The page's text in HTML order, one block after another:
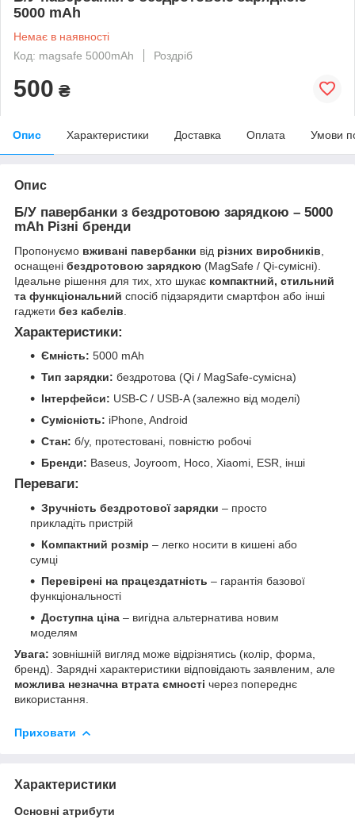
5000 mAh
Немає в наявності
Код: magsafe 5000mAh
Роздріб
500 ₴
Опис Характеристики Доставка Оплата Умови
Опис
Б/У павербанки з бездротовою зарядкою – 5000
mAh Різні бренди
Пропонуємо вживані павербанки від різних виробників
оснащені бездротовою зарядкою (MagSafe / Qi-сумісні).
Ідеальне рішення для тих, хто шукає компактний, стильний
та функціональний спосіб підзарядити смартфон або інші
гаджети без кабелів
Характеристики:
Ємність: 5000 mAh
Тип зарядки: бездротова (Qi / MagSafe-сумісна)
Інтерфейси: USB-C / USB-A (залежно від моделі)
Сумісність: iPhone, Android
Стан: б/у, протестовані, повністю робочі
Бренди: Baseus, Joyroom, Hoco, Xiaomi, ESR, інші
Переваги:
Зручність бездротової зарядки – просто
прикладіть пристрій
Компактний розмір – легко носити в кишені або
сумці
Перевірені на працездатність – гарантія базової
функціональності
Доступна ціна – вигідна альтернатива новим
моделям
Увага: зовнішній вигляд може відрізнятись (колір, форма,
бренд). Зарядні характеристики відповідають заявленим, але
можлива незначна втрата ємності через попереднє
використання.
Приховати
Характеристики
Основні атрибути